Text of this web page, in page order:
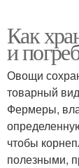
Как
и
Овощи
товарный
Фермеры,
чтобы
полезными,